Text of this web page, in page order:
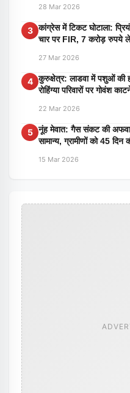
28 Mar 2026
3 कांग्रेस में टिकट घोटाला:
चार पर FIR, 7 करोड़ रुपये
27 Mar 2026
4 कुरुक्षेत्र: लाडवा में पशुओं की
रोहिंग्या परिवारों पर गोवंश
22 Mar 2026
5 नूंह मेवात: गैस संकट की
सामान्य, ग्रामीणों को 45
15 Mar 2026